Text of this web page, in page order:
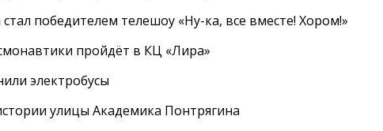
победителем телешоу «Ну-ка, все вместе! Хором!»
пройдёт в КЦ «Лира»
электробусы
улицы Академика Понтрягина